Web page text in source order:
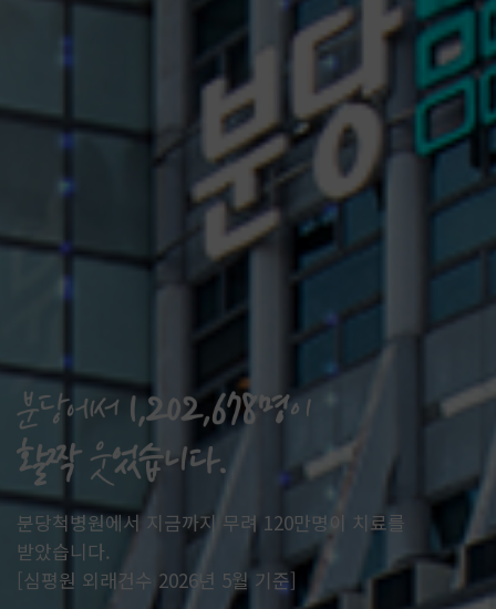
분당척병원에서 지금까지 무려 120만명이 치료를
받았습니다.
[심평원 외래건수 2026년 5월 기준]